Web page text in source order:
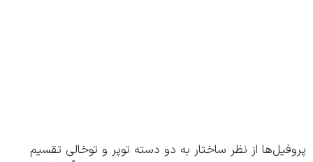
از نظر ساختار به دو دسته توپر و توخالی تقسیم